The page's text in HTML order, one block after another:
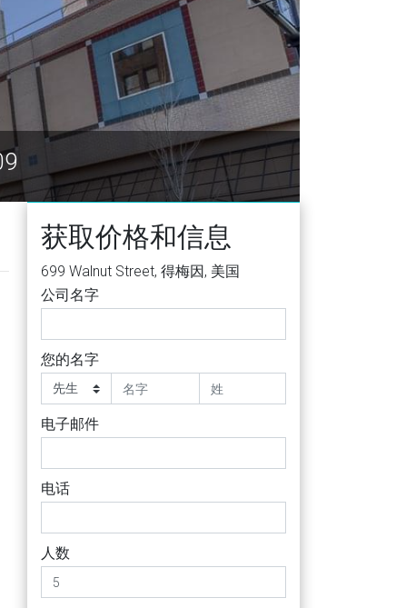
IA 50309
获取价格和信息
699 Walnut Street, 得梅因, 美国
公司名字
您的名字
电子邮件
电话
人数